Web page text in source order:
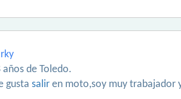
años de Toledo.
gusta salir en moto,soy muy trabajador